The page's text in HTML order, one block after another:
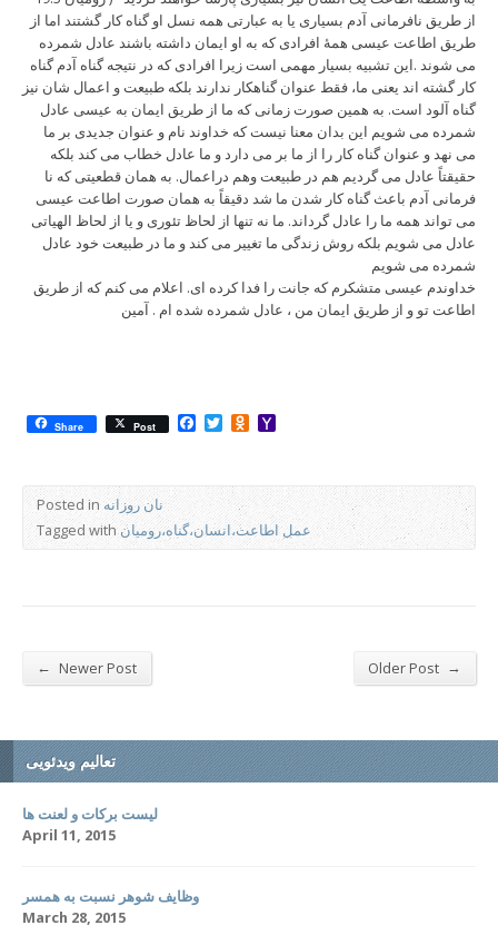
از طریق نافرمانی آدم بسیاری یا به عبارتی همه نسل او گناه کار گشتند اما از
طریق اطاعت عیسی همۀ افرادی که به او ایمان داشته باشند عادل شمرده
می شوند .این تشبیه بسیار مهمی است زیرا افرادی که در نتیجه گناه آدم گناه
کار گشته اند یعنی ما، فقط عنوان گناهکار ندارند بلکه طبیعت و اعمال شان نیز
گناه آلود است. به همین صورت زمانی که ما از طریق ایمان به عیسی عادل
شمرده می شویم این بدان معنا نیست که خداوند نام و عنوان جدیدی بر ما
می نهد و عنوان گناه کار را از ما بر می دارد و ما عادل خطاب می کند بلکه
حقیقتاً عادل می گردیم هم در طبیعت وهم دراعمال. به همان قطعیتی که نا
فرمانی آدم باعث گناه کار شدن ما شد دقیقاً به همان صورت اطاعت عیسی
می تواند همه ما را عادل گرداند. ما نه تنها از لحاظ تئوری و یا از لحاظ الهیاتی
عادل می شویم بلکه روش زندگی ما تغییر می کند و ما در طبیعت خود عادل
شمرده می شویم
خداوندم عیسی متشکرم که جانت را فدا کرده ای. اعلام می کنم که از طریق
اطاعت تو و از طریق ایمان من ، عادل شمرده شده ام . آمین
Share Post Facebook
TwitterOdnoklassniki
Posted in نان روزانه
Tagged withعمل اطاعت،انسان،گناه،رومیان
← Newer Post Older Post →
تعالیم ویدئویی
لیست برکات و لعنت ها
April 11, 2015
وظایف شوهر نسبت به همسر
March 28, 2015